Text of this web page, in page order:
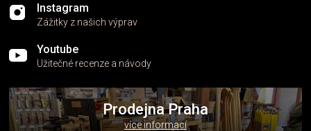
Instagram
Zážitky z našich výprav
Youtube
Užitečné recenze a návody
Prodejna Praha
více informací